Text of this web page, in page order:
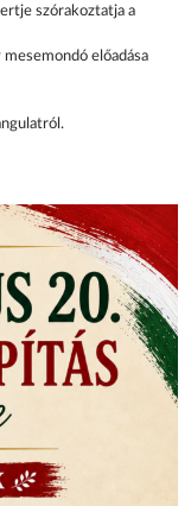
szórakoztatja a
előadása